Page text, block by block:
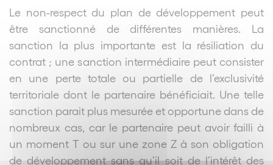
Le non-respect du plan de développement peut
être sanctionné de différentes manières. La
sanction la plus importante est la résiliation du
contrat ; une sanction intermédiaire peut consister
en une perte totale ou partielle de l’exclusivité
territoriale dont le partenaire bénéficiait. Une telle
sanction parait plus mesurée et opportune dans de
nombreux cas, car le partenaire peut avoir failli à
un moment T ou sur une zone Z à son obligation
de développement sans qu’il soit de l’intérêt des